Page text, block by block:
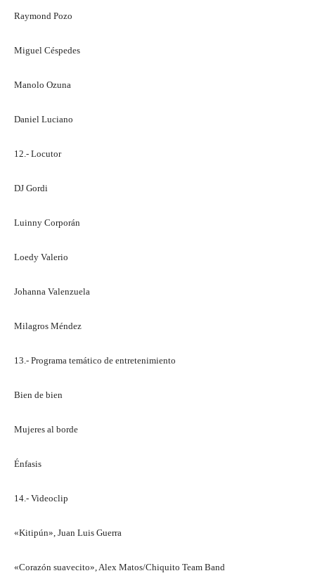
Raymond Pozo
Miguel Céspedes
Manolo Ozuna
Daniel Luciano
12.- Locutor
DJ Gordi
Luinny Corporán
Loedy Valerio
Johanna Valenzuela
Milagros Méndez
13.- Programa temático de entretenimiento
Bien de bien
Mujeres al borde
Énfasis
14.- Videoclip
«Kitipún», Juan Luis Guerra
«Corazón suavecito», Alex Matos/Chiquito Team Band